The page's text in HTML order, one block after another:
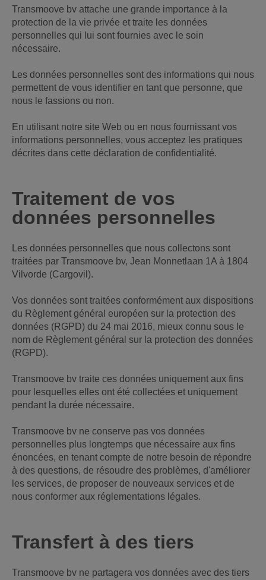
Transmoove bv attache une grande importance à la
protection de la vie privée et traite les données
personnelles qui lui sont fournies avec le soin
nécessaire.
Les données personnelles sont des informations qui nous
permettent de vous identifier en tant que personne, que
nous le fassions ou non.
En utilisant notre site Web ou en nous fournissant vos
informations personnelles, vous acceptez les pratiques
décrites dans cette déclaration de confidentialité.
Traitement de vos
données personnelles
Les données personnelles que nous collectons sont
traitées par Transmoove bv, Jean Monnetlaan 1A à 1804
Vilvorde (Cargovil).
Vos données sont traitées conformément aux dispositions
du Règlement général européen sur la protection des
données (RGPD) du 24 mai 2016, mieux connu sous le
nom de Règlement général sur la protection des données
(RGPD).
Transmoove bv traite ces données uniquement aux fins
pour lesquelles elles ont été collectées et uniquement
pendant la durée nécessaire.
Transmoove bv ne conserve pas vos données
personnelles plus longtemps que nécessaire aux fins
énoncées, en tenant compte de notre besoin de répondre
à des questions, de résoudre des problèmes, d'améliorer
les services, de proposer de nouveaux services et de
nous conformer aux réglementations légales.
Transfert à des tiers
Transmoove bv ne partagera vos données avec des tiers